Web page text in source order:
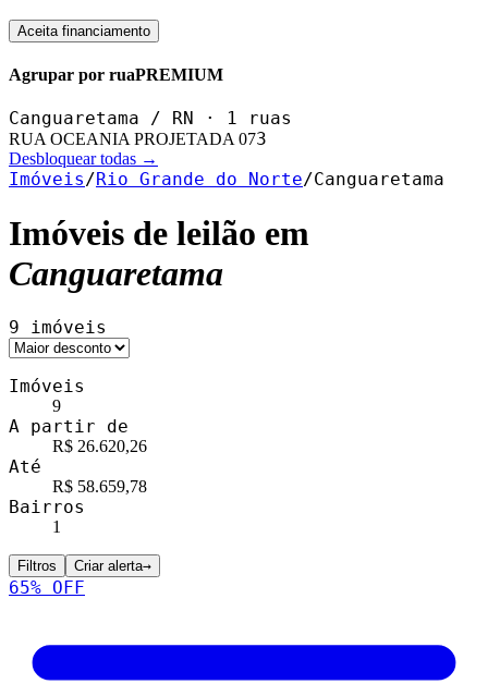
Aceita financiamento
Agrupar por ruaPREMIUM
Canguaretama / RN · 1 ruas
RUA OCEANIA PROJETADA 073
Desbloquear todas →
Imóveis/Rio Grande do Norte/Canguaretama
Imóveis de leilão em
Canguaretama
9 imóveis
Imóveis
9
A partir de
R$ 26.620,26
Até
R$ 58.659,78
Bairros
1
Filtros Criar alerta→
65% OFF